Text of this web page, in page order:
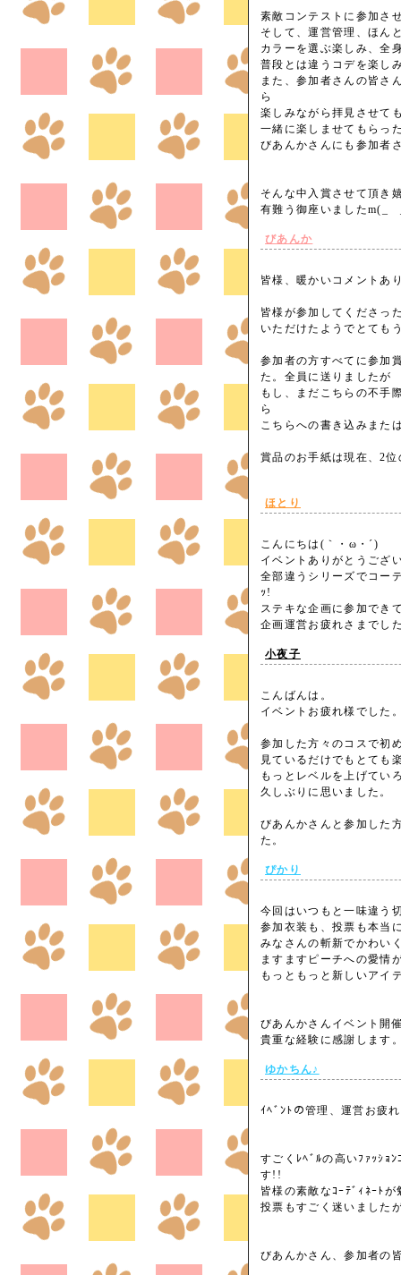
素敵コンテストに参加さ
そして、運営管理、ほん
カラーを選ぶ楽しみ、全
普段とは違うコデを楽し
また、参加者さんの皆さ
ら
楽しみながら拝見させて
一緒に楽しませてもらっ
びあんかさんにも参加者
そんな中入賞させて頂き
有難う御座いました
びあんか
皆様、暖かいコメントあ
皆様が参加してくださっ
いただけたようでとても
参加者の方すべてに参加
た。全員に送りましたが
もし、まだこちらの不手
ら
こちらへの書き込みまた
賞品のお手紙は現在、2
ほとり
こんにちは(｀・ω・´)
イベントありがとうござ
全部違うシリーズでコー
ｯ!
ステキな企画に参加でき
企画運営お疲れさまで
小夜子
こんばんは。
イベントお疲れ様でした
参加した方々のコスで初
見ているだけでもとても
もっとレベルを上げてい
久しぶりに思いました。
びあんかさんと参加した
た。
ぴかり
今回はいつもと一味違う
参加衣装も、投票も本当
みなさんの斬新でかわい
ますますピーチへの愛情
もっともっと新しいアイ
びあんかさんイベント開
貴重な経験に感謝しま
ゆかちん♪
ｲﾍﾞﾝﾄの管理、運営お疲
すごくﾚﾍﾞﾙの高いﾌｧｯｼｮ
す!!
皆様の素敵なｺｰﾃﾞｨﾈｰﾄ
投票もすごく迷いました
びあんかさん、参加者